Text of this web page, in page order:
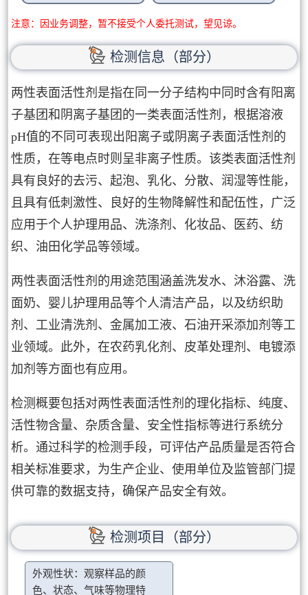
注意：因业务调整，暂不接受个人委托测试，望见谅。
检测信息（部分）
两性表面活性剂是指在同一分子结构中同时含有阳离
子基团和阴离子基团的一类表面活性剂，根据溶液
pH值的不同可表现出阳离子或阴离子表面活性剂的
性质，在等电点时则呈非离子性质。该类表面活性剂
具有良好的去污、起泡、乳化、分散、润湿等性能，
且具有低刺激性、良好的生物降解性和配伍性，广泛
应用于个人护理用品、洗涤剂、化妆品、医药、纺
织、油田化学品等领域。
两性表面活性剂的用途范围涵盖洗发水、沐浴露、洗
面奶、婴儿护理用品等个人清洁产品，以及纺织助
剂、工业清洗剂、金属加工液、石油开采添加剂等工
业领域。此外，在农药乳化剂、皮革处理剂、电镀添
加剂等方面也有应用。
检测概要包括对两性表面活性剂的理化指标、纯度、
活性物含量、杂质含量、安全性指标等进行系统分
析。通过科学的检测手段，可评估产品质量是否符合
相关标准要求，为生产企业、使用单位及监管部门提
供可靠的数据支持，确保产品安全有效。
检测项目（部分）
外观性状：观察样品的颜
色、状态、气味等物理特